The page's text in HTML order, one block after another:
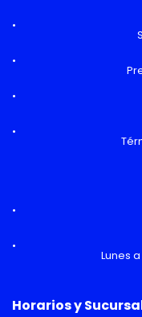
Lunes
Horarios y